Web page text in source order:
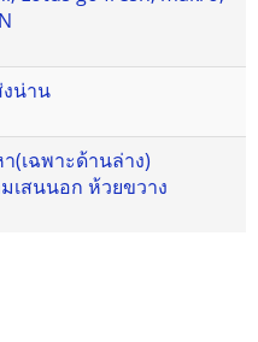
น่าน
(เฉพาะด้านล่าง)
เสนนอก ห้วยขวาง